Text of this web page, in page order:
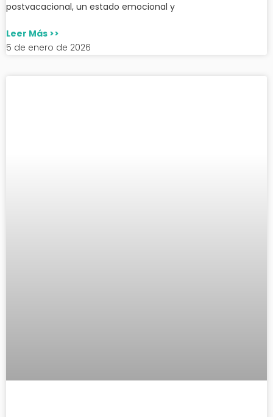
postvacacional, un estado emocional y
Leer Más >>
5 de enero de 2026